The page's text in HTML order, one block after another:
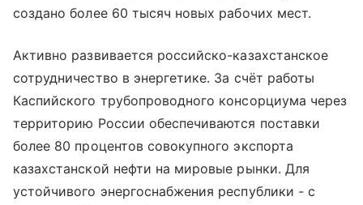
создано более 60 тысяч новых рабочих мест.
Активно развивается российско-казахстанское
сотрудничество в энергетике. За счёт работы
Каспийского трубопроводного консорциума через
территорию России обеспечиваются поставки
более 80 процентов совокупного экспорта
казахстанской нефти на мировые рынки. Для
устойчивого энергоснабжения республики - с